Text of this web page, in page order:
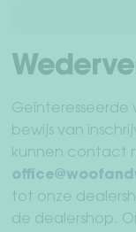
Hondentuig,
Slaap & reizen
Bandanas &
Accessoires
Geïnteresseerde
bewijs van
kunnen contact
tot onze
de dealershop.